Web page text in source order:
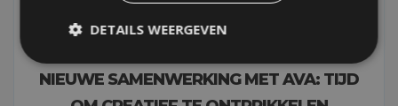
NIEUWE SAMENWERKING MET AVA: TIJD
DETAILS WEERGEVEN